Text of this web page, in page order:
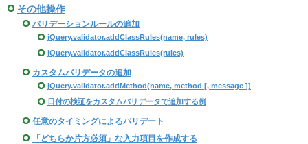
その他操作
バリデーションルールの追加
jQuery.validator.addClassRules(name, rules)
jQuery.validator.addClassRules(rules)
カスタムバリデータの追加
jQuery.validator.addMethod(name, method [, message ])
日付の検証をカスタムバリデータで追加する例
任意のタイミングによるバリデート
「どちらか片方必須」な入力項目を作成する